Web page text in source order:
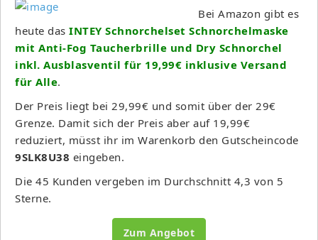
Bei Amazon gibt es
heute das INTEY Schnorchelset Schnorchelmaske
mit Anti-Fog Taucherbrille und Dry Schnorchel
inkl. Ausblasventil für 19,99€ inklusive Versand
für Alle.
Der Preis liegt bei 29,99€ und somit über der 29€
Grenze. Damit sich der Preis aber auf 19,99€
reduziert, müsst ihr im Warenkorb den Gutscheincode
9SLK8U38 eingeben.
Die 45 Kunden vergeben im Durchschnitt 4,3 von 5
Sterne.
Zum Angebot